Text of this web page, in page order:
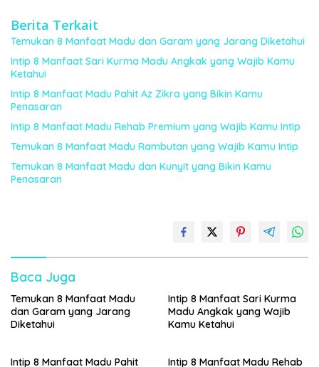
Berita Terkait
Temukan 8 Manfaat Madu dan Garam yang Jarang Diketahui
Intip 8 Manfaat Sari Kurma Madu Angkak yang Wajib Kamu
Ketahui
Intip 8 Manfaat Madu Pahit Az Zikra yang Bikin Kamu
Penasaran
Intip 8 Manfaat Madu Rehab Premium yang Wajib Kamu Intip
Temukan 8 Manfaat Madu Rambutan yang Wajib Kamu Intip
Temukan 8 Manfaat Madu dan Kunyit yang Bikin Kamu
Penasaran
Baca Juga
Temukan 8 Manfaat Madu
dan Garam yang Jarang
Diketahui
Intip 8 Manfaat Sari Kurma
Madu Angkak yang Wajib
Kamu Ketahui
Intip 8 Manfaat Madu Pahit
Intip 8 Manfaat Madu Rehab